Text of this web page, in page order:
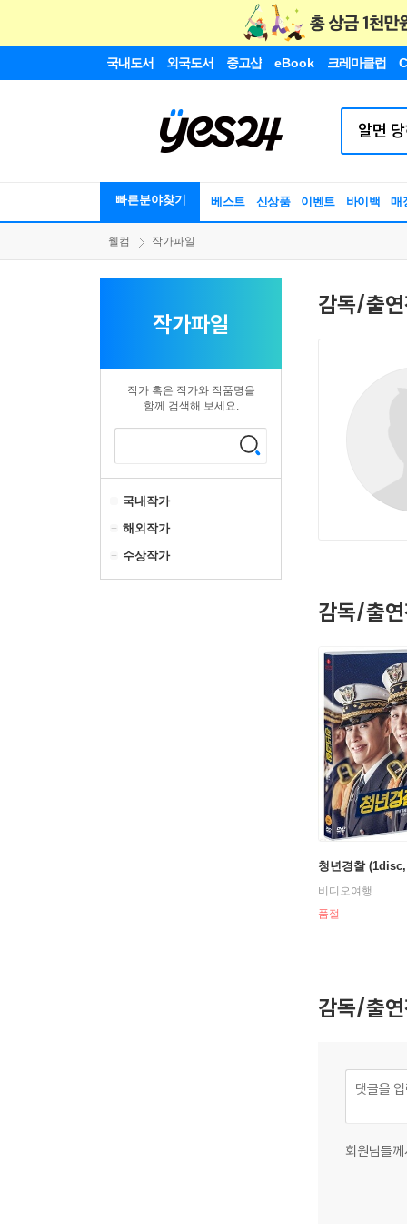
국내도서 외국도서 중고샵 eBook 크레마클럽
빠른분야찾기 베스트 신상품 이벤트 바이백 매
웰컴 작가파일
작가파일
작가 혹은 작가와 작품명을
함께 검색해 보세요.
국내작가
해외작가
수상작가
감독/출
감독/출
청년경찰
비디오여행
품절
감독/출
회원님들